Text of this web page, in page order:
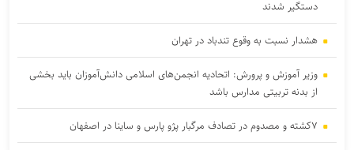
دستگیر شدند
هشدار نسبت به وقوع تندباد در تهران
وزیر آموزش و پرورش: اتحادیه انجمن‌های اسلامی دانش‌آموزان باید بخشی
از بدنه تربیتی مدارس باشد
۷کشته و مصدوم در تصادف مرگبار پژو پارس و ساینا در اصفهان